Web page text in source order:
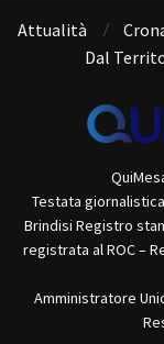
Attualità
Dal
Testata
Brindisi Registro
registrata al ROC –
Amministratore